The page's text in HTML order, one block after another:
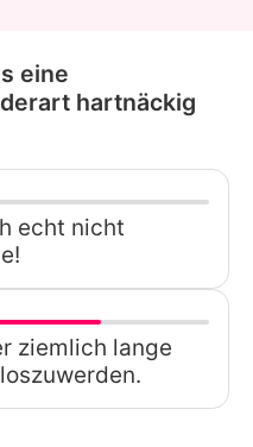
eine
hartnäckig
echt nicht
ziemlich lange